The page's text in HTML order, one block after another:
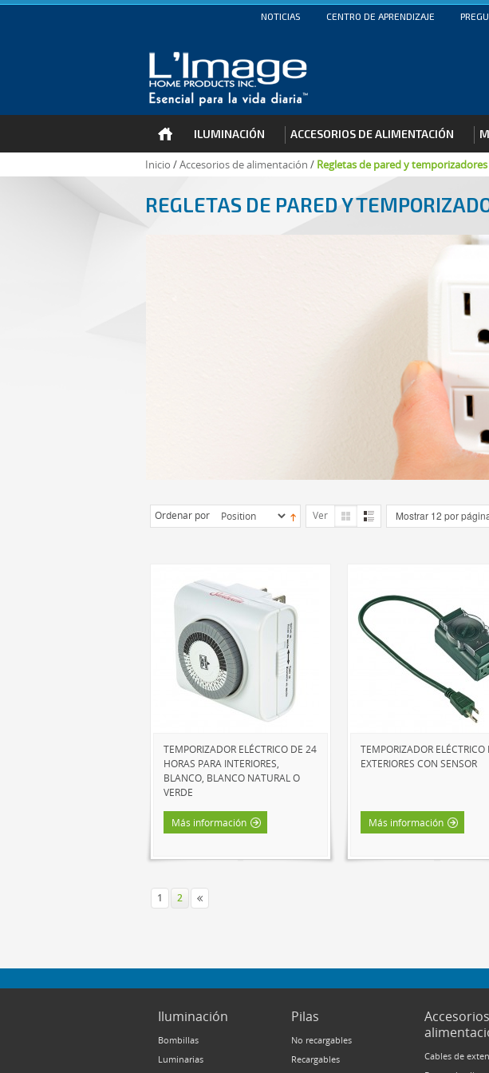
NOTICIAS CENTRO DE APRENDIZAJE
ILUMINACIÓN ACCESORIOS DE ALIMENTACIÓN
Inicio /Accesorios de alimentación / Regletas de pared y temporizadores
REGLETAS DE PARED Y
Ordenar por Ver
TEMPORIZADOR ELÉCTRICO DE 24
HORAS PARA INTERIORES,
BLANCO, BLANCO NATURAL O
VERDE
Más información
TEMPORIZADOR ELÉCTRICO
EXTERIORES CON SENSOR
Más información
1 2
Iluminación
Bombillas
Luminarias
Pilas
No recargables
Recargables
Cables de